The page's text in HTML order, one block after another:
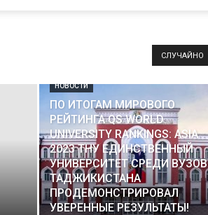
СЛУЧАЙНО
НОВОСТИ
ПО ИТОГАМ МИРОВОГО
РЕЙТИНГА QS WORLD
UNIVERSITY RANKINGS: ASIA
2023 ТНУ ЕДИНСТВЕННЫЙ
УНИВЕРСИТЕТ СРЕДИ ВУЗОВ
ТАДЖИКИСТАНА
ПРОДЕМОНСТРИРОВАЛ
УВЕРЕННЫЕ РЕЗУЛЬТАТЫ!